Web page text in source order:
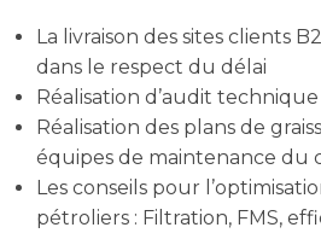
La livraison des sites clients
dans le respect du délai
Réalisation d’audit
Réalisation des plans de
équipes de maintenance du
Les conseils pour
pétroliers : Filtration, FMS,